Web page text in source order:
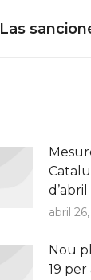
Las
d’abril
abril
Nou
19